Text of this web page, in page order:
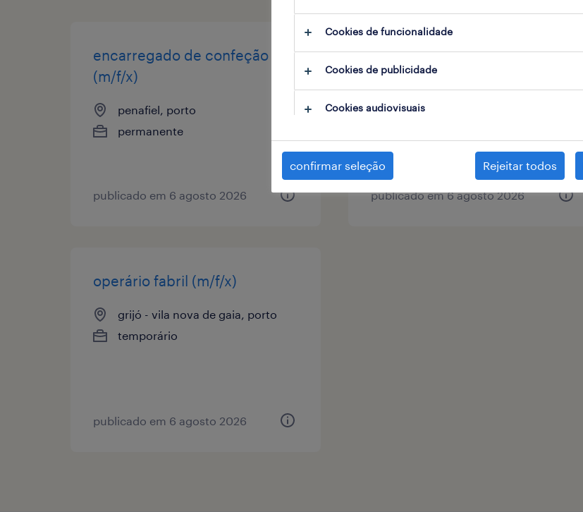
encarregado de confeção
(m/f/x)
penafiel, porto
permanente
publicado em 6 agosto 2026
eletricista industrial (m/f/x)
penafiel, porto
temporário
publicado em 6 agosto 2026
operário fabril (m/f/x)
grijó - vila nova de gaia, porto
temporário
publicado em 6 agosto 2026
Cookies de funcionalidade
Cookies de publicidade
Cookies audiovisuais
confirmar seleção Rejeitar todos